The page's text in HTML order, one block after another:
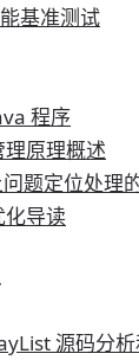
基准测试
程序
理原理概述
题定位处理
化导读
源码分析